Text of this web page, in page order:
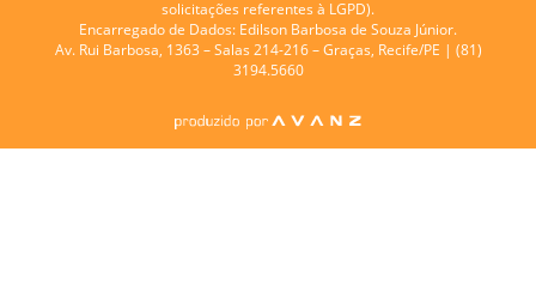
solicitações referentes à LGPD).
Encarregado de Dados: Edilson Barbosa de Souza Júnior.
Av. Rui Barbosa, 1363 – Salas 214-216 – Graças, Recife/PE | (81)
3194.5660